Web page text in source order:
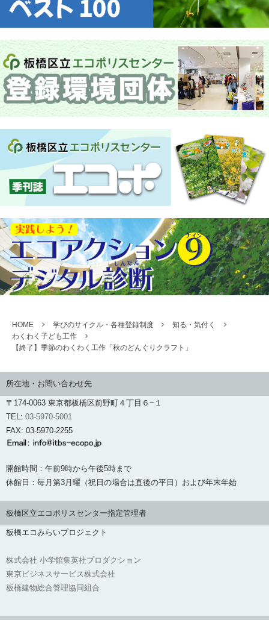
HOME 学びのサイクル・各種登録制度
知る・気付く
わくわく子ども工作
【終了】季節のわくわく工作「秋のどんぐりクラフト」
所在地・お問い合わせ先
〒174-0063 東京都板橋区前野町４丁目６−１
TEL: 03-5970-5001
FAX: 03-5970-2255
開館時間：午前9時から午後5時まで
休館日：毎月第3月曜（祝日の場合は直後の平日）および年末年始
板橋区立エコポリスセンター指定管理者
板橋エコみらいプロジェクト
株式会社 小学館集英社プロダクション
東京ビジネスサービス株式会社
板橋建物総合管理協同組合